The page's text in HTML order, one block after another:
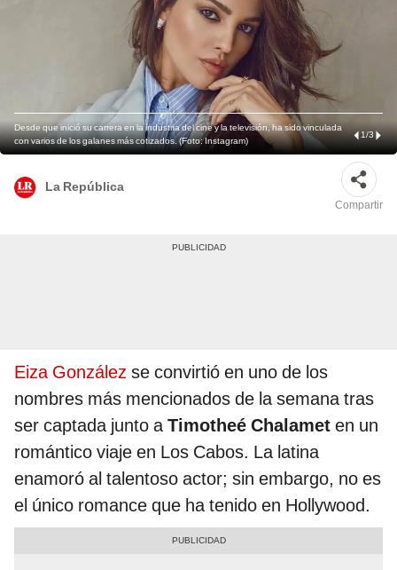
Desde que inició su carrera en la industria del cine y la televisión, ha sido vinculada
con varios de los galanes más cotizados. (Foto: Instagram)
1/3
La República
Compartir
Eiza González se convirtió en uno de los
nombres más mencionados de la semana tras
ser captada junto aTimotheé Chalamet en un
romántico viaje en Los Cabos. La latina
enamoró al talentoso actor; sin embargo, no es
el único romance que ha tenido en Hollywood.